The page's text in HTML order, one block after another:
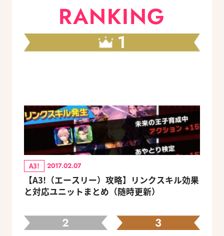
RANKING
1
A3! 2017.02.07
【A3!（エースリー）攻略】リンクスキル効果
と対応ユニットまとめ（随時更新）
2 3